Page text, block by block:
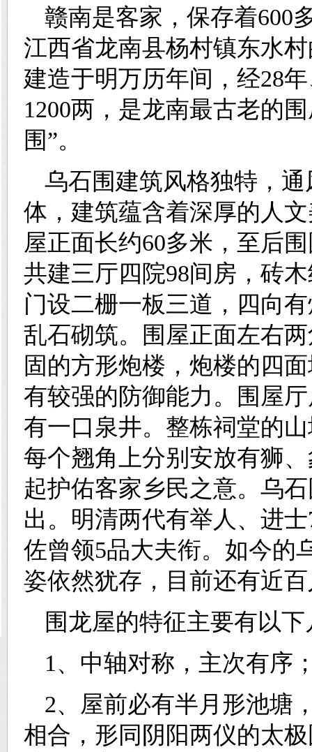
赣南是客家，保存着600
江西省龙南县杨村镇东水
建造于明万历年间，经28
1200两，是龙南最古老的
围”。
乌石围建筑风格独特，
体，建筑蕴含着深厚的人
屋正面长约60多米，至后
共建三厅四院98间房，砖
门设二栅一板三道，四向
乱石砌筑。围屋正面左右
固的方形炮楼，炮楼的四
有较强的防御能力。围屋
有一口泉井。整栋祠堂的
每个翘角上分别安放有狮
起护佑客家乡民之意。乌
出。明清两代有举人、进
佐曾领5品大夫衔。如今的
姿依然犹存，目前还有近
围龙屋的特征主要有以下
1、中轴对称，主次有序
2、屋前必有半月形池塘
相合，形同阴阳两仪的太